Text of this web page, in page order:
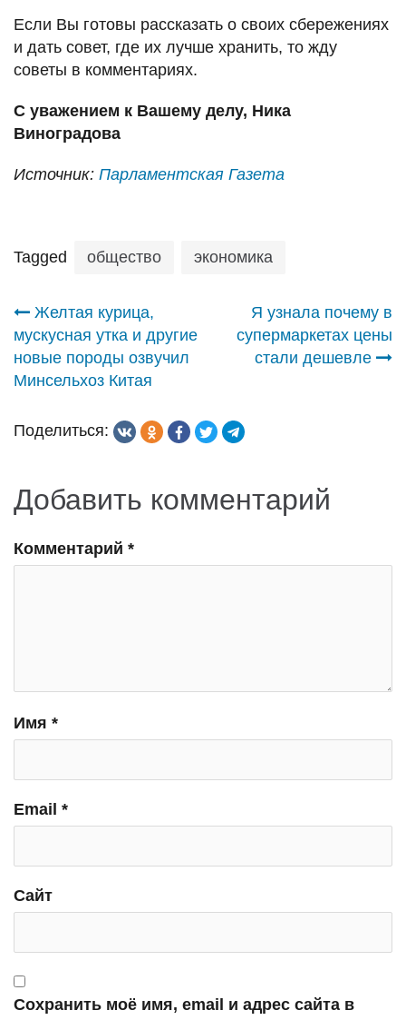
Если Вы готовы рассказать о своих сбережениях
и дать совет, где их лучше хранить, то жду
советы в комментариях.
С уважением к Вашему делу, Ника
Виноградова
Источник: Парламентская Газета
Tagged общество экономика
Навигация
по
Желтая курица,
мускусная утка и другие
новые породы озвучил
Минсельхоз Китая
Я узнала почему в
супермаркетах цены
стали дешевле
Поделиться:
Добавить комментарий
Комментарий *
Имя *
Email *
Сайт
Сохранить моё имя, email и адрес сайта в